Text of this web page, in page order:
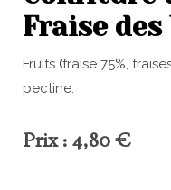
Fraise des
Fruits (fraise 75%,
pectine.
Prix : 4,80 €